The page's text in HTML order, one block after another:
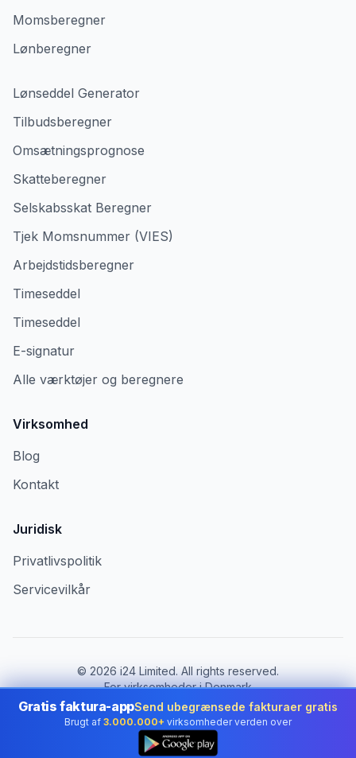
Momsberegner
Lønberegner
Lønseddel Generator
Tilbudsberegner
Omsætningsprognose
Skatteberegner
Selskabsskat Beregner
Tjek Momsnummer (VIES)
Arbejdstidsberegner
Timeseddel
Timeseddel
E-signatur
Alle værktøjer og beregnere
Virksomhed
Blog
Kontakt
Juridisk
Privatlivspolitik
Servicevilkår
© 2026 i24 Limited. All rights reserved.
For virksomheder i Denmark
Skift land:
Denmark
Gratis faktura-appSend ubegrænsede fakturaer gratis
Brugt af 3.000.000+ virksomheder verden over